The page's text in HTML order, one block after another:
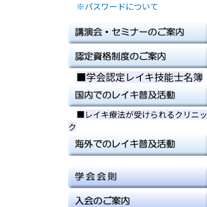
※パスワードについて
■学会認定レイキ技能士名簿
■レイキ療法が受けられるクリニッ
ク